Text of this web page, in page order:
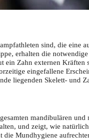
sind, die eine
erhalten die
Zahn externen Kräften
eingefallene
liegenden Skelett- und
mandibulären
und zeigt, wie
die Mundhygiene